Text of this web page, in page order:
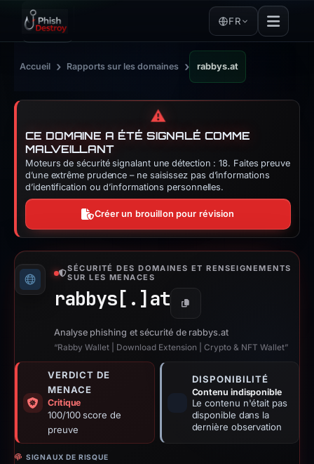
FR
Accueil › Rapports sur les domaines › rabbys.at
⚠️
CE DOMAINE A ÉTÉ SIGNALÉ COMME
MALVEILLANT
Moteurs de sécurité signalant une détection : 18. Faites preuve
d’une extrême prudence – ne saisissez pas d’informations
d’identification ou d’informations personnelles.
Créer un brouillon pour révision
SÉCURITÉ DES DOMAINES ET RENSEIGNEMENTS
SUR LES MENACES
rabbys[.] at Copier
Analyse phishing et sécurité de rabbys.at
“Rabby Wallet | Download Extension | Crypto & NFT Wallet”
VERDICT DE
MENACE
Critique
100/100 score de
preuve
DISPONIBILITÉ
Contenu indisponible
Le contenu n'était pas
disponible dans la
dernière observation
SIGNAUX DE RISQUE